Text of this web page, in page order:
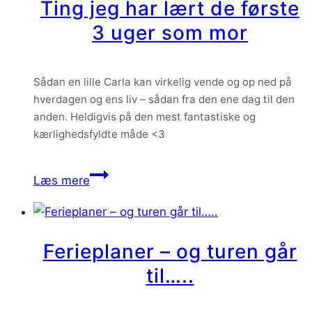
Ting jeg har lært de første
3 uger som mor
Sådan en lille Carla kan virkelig vende og op ned på
hverdagen og ens liv – sådan fra den ene dag til den
anden. Heldigvis på den mest fantastiske og
kærlighedsfyldte måde <3
Læs mereTing
har
de
Ferieplaner – og turen går
til…..